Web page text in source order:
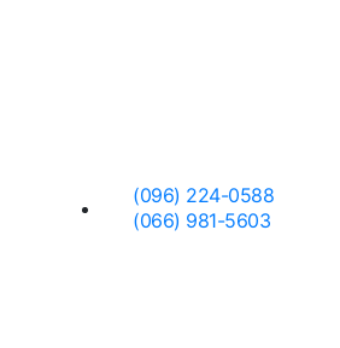
(096) 224-0588
(066) 981-5603